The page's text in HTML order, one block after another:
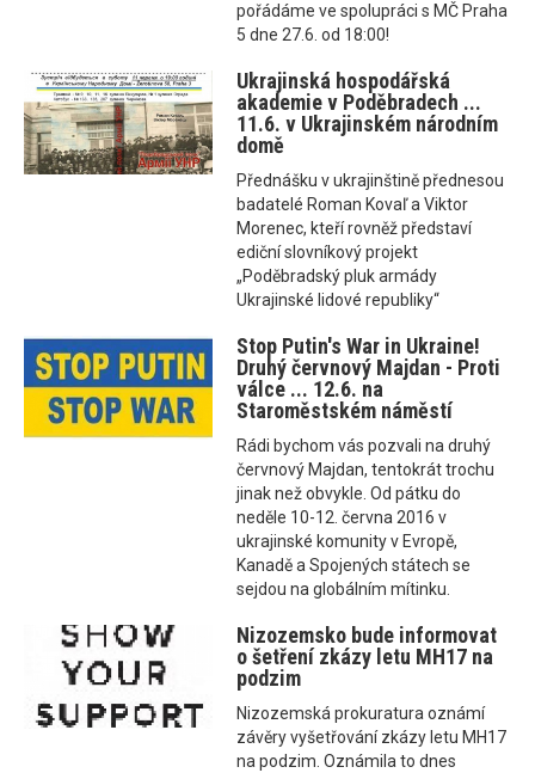
pořádáme ve spolupráci s MČ Praha
5 dne 27.6. od 18:00!
Ukrajinská hospodářská
akademie v Poděbradech ...
11.6. v Ukrajinském národním
domě
Přednášku v ukrajinštině přednesou
badatelé Roman Kovaľ a Viktor
Morenec, kteří rovněž představí
ediční slovníkový projekt
„Poděbradský pluk armády
Ukrajinské lidové republiky“
Stop Putin's War in Ukraine!
Druhý červnový Majdan - Proti
válce ... 12.6. na
Staroměstském náměstí
Rádi bychom vás pozvali na druhý
červnový Majdan, tentokrát trochu
jinak než obvykle. Od pátku do
neděle 10-12. června 2016 v
ukrajinské komunity v Evropě,
Kanadě a Spojených státech se
sejdou na globálním mítinku.
Nizozemsko bude informovat
o šetření zkázy letu MH17 na
podzim
Nizozemská prokuratura oznámí
závěry vyšetřování zkázy letu MH17
na podzim. Oznámila to dnes